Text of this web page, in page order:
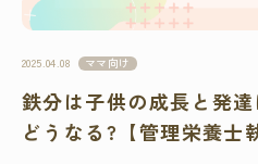
2025.04.08 ママ向け
鉄分は子供の成長と発
どうなる?【管理栄養士